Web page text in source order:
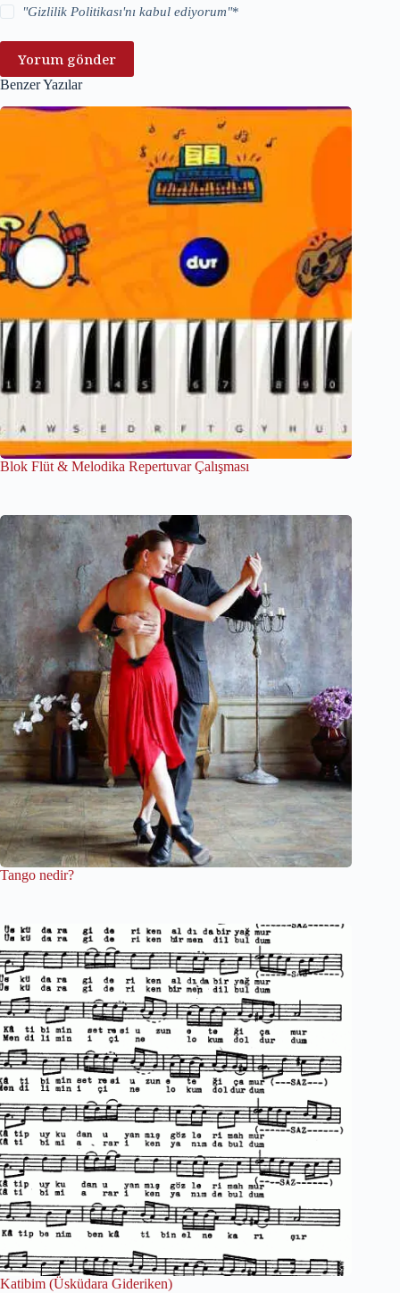
"Gizlilik Politikası'nı kabul ediyorum"*
Yorum gönder
Benzer Yazılar
Blok Flüt & Melodika Repertuvar Çalışması
Tango nedir?
Katibim (Üsküdara Gideriken)